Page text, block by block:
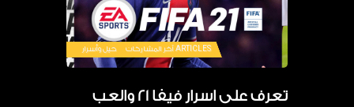
ARTICLES آخر المشاركات حيل وأسرار
تعرف على اسرار فيفا 21 والعب